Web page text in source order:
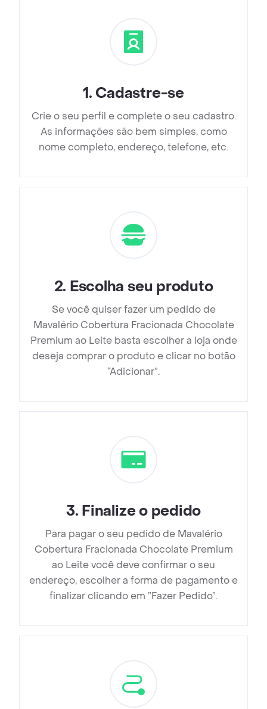
1. Cadastre-se
Crie o seu perfil e complete o seu cadastro.
As informações são bem simples, como
nome completo, endereço, telefone, etc.
2. Escolha seu produto
Se você quiser fazer um pedido de
Mavalério Cobertura Fracionada Chocolate
Premium ao Leite basta escolher a loja onde
deseja comprar o produto e clicar no botão
“Adicionar”.
3. Finalize o pedido
Para pagar o seu pedido de Mavalério
Cobertura Fracionada Chocolate Premium
ao Leite você deve confirmar o seu
endereço, escolher a forma de pagamento e
finalizar clicando em ”Fazer Pedido”.